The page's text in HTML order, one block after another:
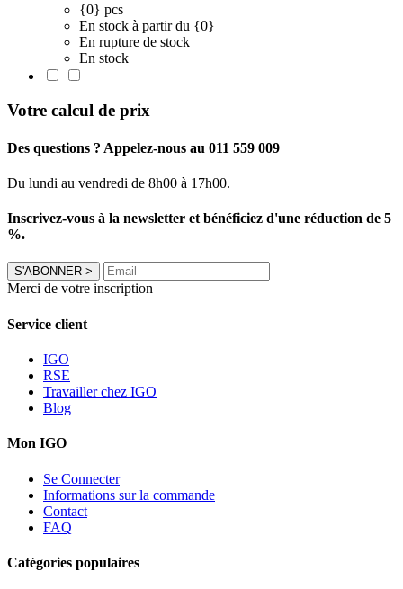
{0} pcs
En stock à partir du {0}
En rupture de stock
En stock
Votre calcul de prix
Des questions ? Appelez-nous au 011 559 009
Du lundi au vendredi de 8h00 à 17h00.
Inscrivez-vous à la newsletter et bénéficiez d'une réduction de 5
%.
S'ABONNER >
Merci de votre inscription
Service client
IGO
RSE
Travailler chez IGO
Blog
Mon IGO
Se Connecter
Informations sur la commande
Contact
FAQ
Catégories populaires